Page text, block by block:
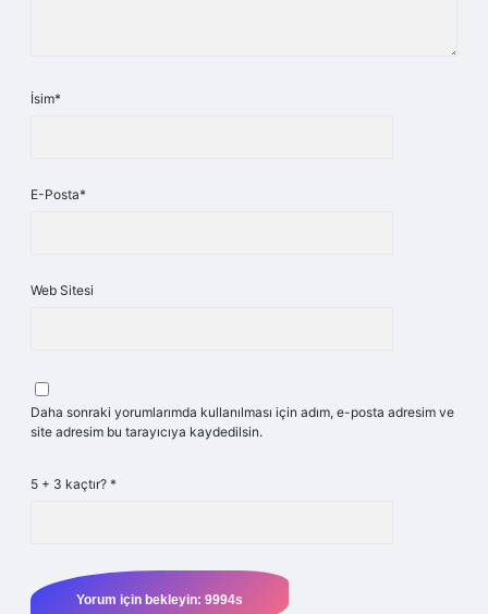
İsim*
E-Posta*
Web Sitesi
Daha sonraki yorumlarımda kullanılması için adım, e-posta adresim ve
site adresim bu tarayıcıya kaydedilsin.
5 + 3 kaçtır? *